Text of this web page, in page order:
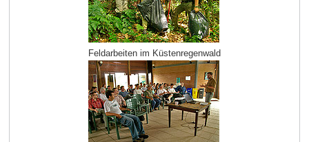
Feldarbeiten im Küstenregenwald